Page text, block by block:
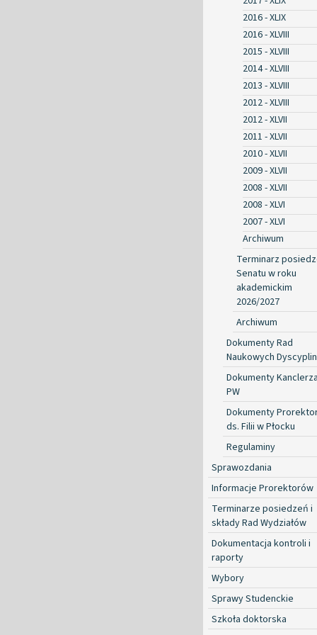
2016 - XLIX
2016 - XLVIII
2015 - XLVIII
2014 - XLVIII
2013 - XLVIII
2012 - XLVIII
2012 - XLVII
2011 - XLVII
2010 - XLVII
2009 - XLVII
2008 - XLVII
2008 - XLVI
2007 - XLVI
Archiwum
Terminarz
Senatu w roku
akademickim
2026/2027
Archiwum
Dokumenty Rad
Naukowych Dyscyplin
Dokumenty
PW
Dokumenty
ds. Filii w Płocku
Regulaminy
Sprawozdania
Informacje Prorektorów
Terminarze posiedzeń i
składy Rad Wydziałów
Dokumentacja kontroli i
raporty
Wybory
Sprawy Studenckie
Szkoła doktorska